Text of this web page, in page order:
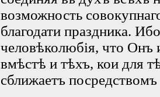
возможность
благодати праздника.
человѣколюбія, что Онъ
вмѣстѣ и тѣхъ, кои для
сближаетъ